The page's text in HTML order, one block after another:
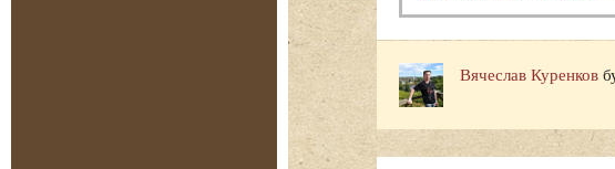
Вячеслав Куренков